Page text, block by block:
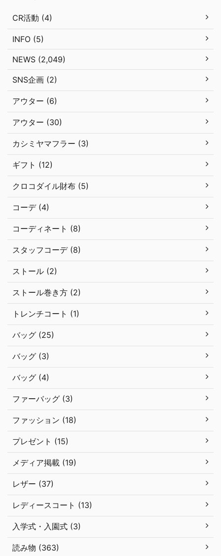
CR活動 (4)
INFO (5)
NEWS (2,049)
SNS企画 (2)
アウター (6)
アウター (30)
カシミヤマフラー (3)
ギフト (12)
クロコダイル財布 (5)
コーデ (4)
コーディネート (8)
スタッフコーデ (8)
ストール (2)
ストール巻き方 (2)
トレンチコート (1)
バッグ (25)
バッグ (3)
バッグ (4)
ファーバッグ (3)
ファッション (18)
プレゼント (15)
メディア掲載 (19)
レザー (37)
レディースコート (13)
入学式・入園式 (3)
読み物 (363)